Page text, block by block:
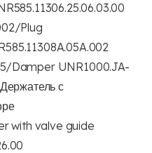
Plug
Damper UNR1000.JA-
с
with valve guide